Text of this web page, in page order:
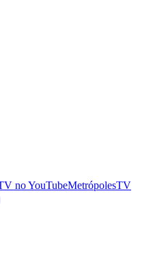
noYouTubeMetrópolesTV